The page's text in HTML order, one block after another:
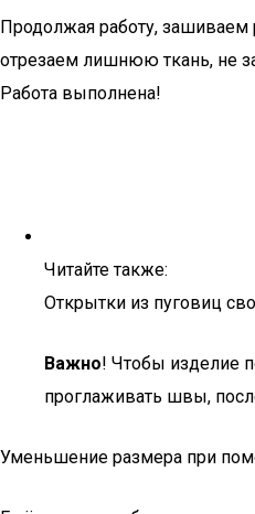
Продолжая работу,
отрезаем лишнюю ткань, не
Работа выполнена!
Читайте также:
Открытки из пуговиц
Важно! Чтобы изделие
проглаживать швы,
Уменьшение размера при